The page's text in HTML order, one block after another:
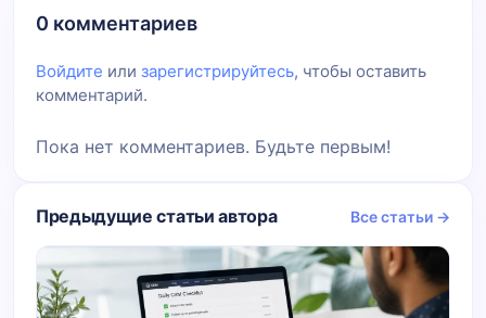
0 комментариев
Войдите или зарегистрируйтесь, чтобы оставить
комментарий.
Пока нет комментариев. Будьте первым!
Предыдущие статьи автора Все статьи →